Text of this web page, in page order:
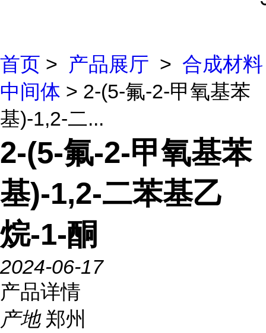
首页 > 产品展厅 > 合成材料
中间体 > 2-(5-氟-2-甲氧基苯
基)-1,2-二...
2-(5-氟-2-甲氧基苯
基)-1,2-二苯基乙
烷-1-酮
2024-06-17
产品详情
产地 郑州